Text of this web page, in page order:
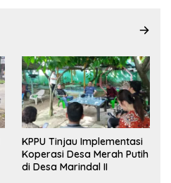
KPPU Tinjau Implementasi
Koperasi Desa Merah Putih
di Desa Marindal II